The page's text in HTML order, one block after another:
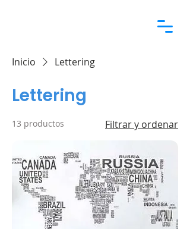
Inicio Lettering
Lettering
13 productos Filtrar y ordenar